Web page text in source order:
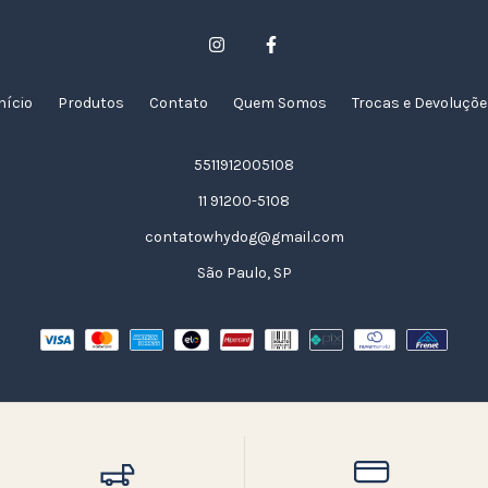
Produtos Contato Quem Somos Trocas e
5511912005108
11 91200-5108
contatowhydog@gmail.com
São Paulo, SP